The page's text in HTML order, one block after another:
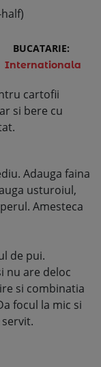
BUCATARIE:
Internationala
cartofii
si bere cu
Adauga faina
usturoiul,
Amesteca
de pui.
nu are deloc
si combinatia
focul la mic si